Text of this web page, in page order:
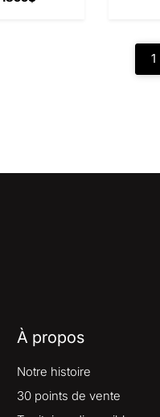
1
À propos
Notre histoire
30 points de vente